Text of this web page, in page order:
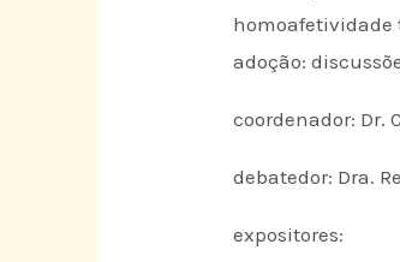
homoafetividade
adoção:
coordenador: Dr.
debatedor: Dra.
expositores: